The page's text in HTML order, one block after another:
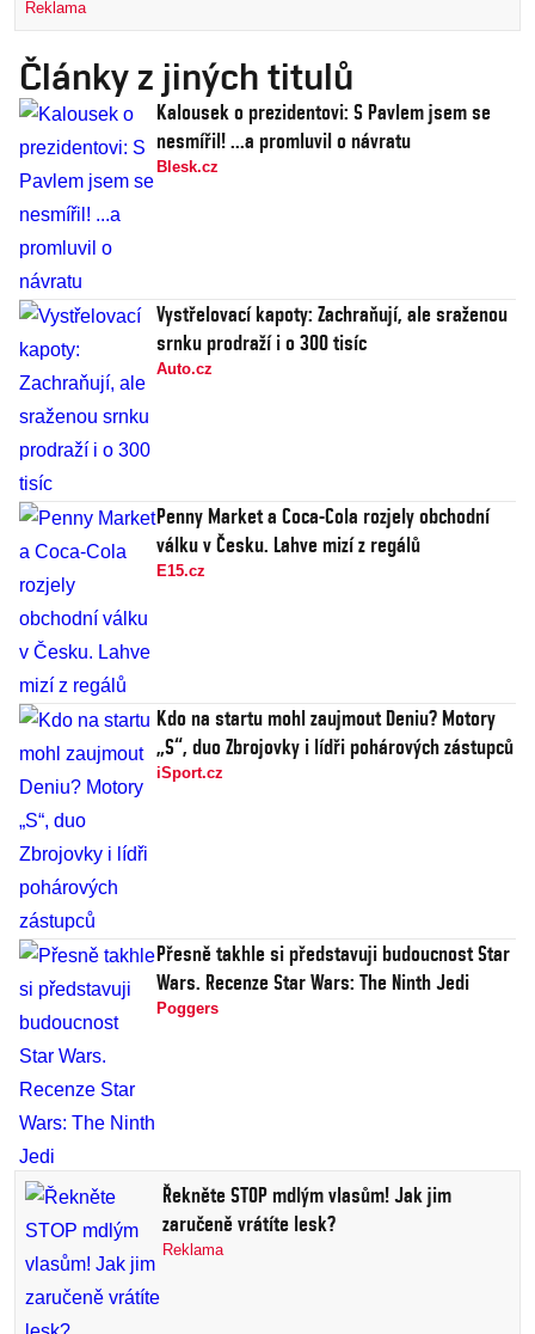
Reklama
Články z jiných titulů
Kalousek o prezidentovi: S Pavlem jsem se
nesmířil! ...a promluvil o návratu
Blesk.cz
Vystřelovací kapoty: Zachraňují, ale sraženou
srnku prodraží i o 300 tisíc
Auto.cz
Penny Market a Coca-Cola rozjely obchodní
válku v Česku. Lahve mizí z regálů
E15.cz
Kdo na startu mohl zaujmout Deniu? Motory
„S“, duo Zbrojovky i lídři pohárových zástupců
iSport.cz
Přesně takhle si představuji budoucnost Star
Wars. Recenze Star Wars: The Ninth Jedi
Poggers
Řekněte STOP mdlým vlasům! Jak jim
zaručeně vrátíte lesk?
Reklama